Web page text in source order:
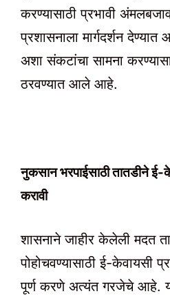
करण्यासाठी प्रभावी
प्रशासनाला मार्गदर्शन
अशा संकटांचा सामना
ठरवण्यात आले आहे.
नुकसान भरपाईसाठी तातडीने ई-
करावी
शासनाने जाहीर केलेली मदत
पोहोचवण्यासाठी ई-केवायसी
पूर्ण करणे अत्यंत गरजेचे आहे.